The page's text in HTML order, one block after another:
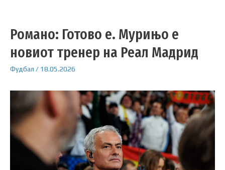
Романо: Готово е. Мурињо е
новиот тренер на Реал Мадрид
Фудбал / 18.05.2026